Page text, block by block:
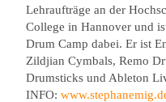
Lehraufträge an der
College in Hannover und
Drum Camp dabei. Er ist
Zildjian Cymbals, Remo
Drumsticks und Ableton
INFO: